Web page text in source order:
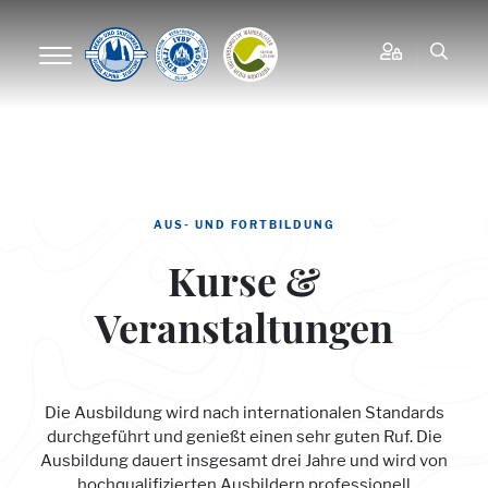
AUS- UND FORTBILDUNG
Kurse &
Veranstaltungen
Die Ausbildung wird nach internationalen Standards
durchgeführt und genießt einen sehr guten Ruf. Die
Ausbildung dauert insgesamt drei Jahre und wird von